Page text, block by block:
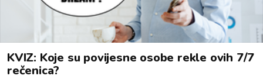
KVIZ: Koje su povijesne osobe rekle ovih 7/7
rečenica?